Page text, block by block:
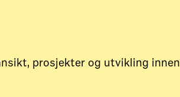
prosjekter og utvikling innen